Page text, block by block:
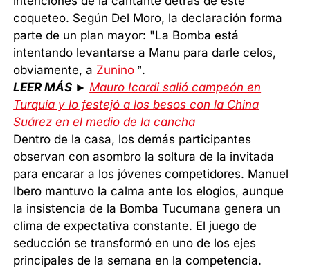
coqueteo. Según Del Moro, la declaración forma
parte de un plan mayor: "La Bomba está
intentando levantarse a Manu para darle celos,
obviamente, a Zunino ”.
LEER MÁS ►Mauro Icardi salió campeón en
Turquía y lo festejó a los besos con la China
Suárez en el medio de la cancha
Dentro de la casa, los demás participantes
observan con asombro la soltura de la invitada
para encarar a los jóvenes competidores. Manuel
Ibero mantuvo la calma ante los elogios, aunque
la insistencia de la Bomba Tucumana genera un
clima de expectativa constante. El juego de
seducción se transformó en uno de los ejes
principales de la semana en la competencia.